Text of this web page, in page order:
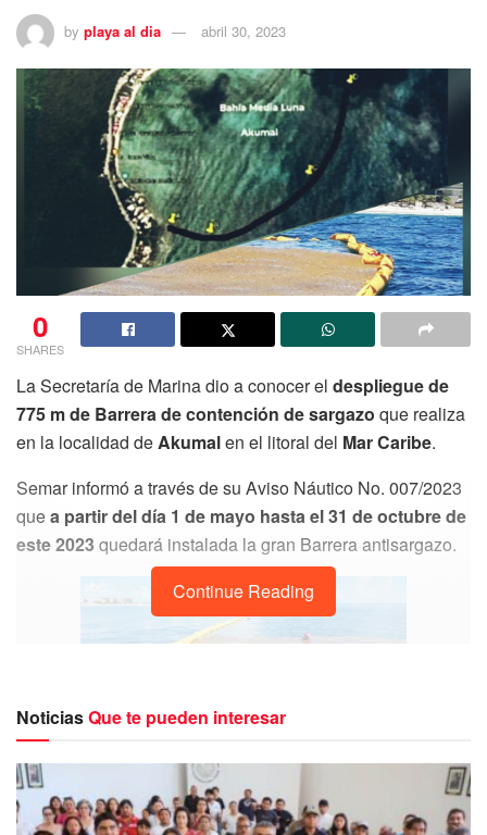
by playa al dia abril 30, 2023
0
SHARES
La Secretaría de Marina dio a conocer el despliegue de
775 m de Barrera de contención de sargazo que realiza
en la localidad deAkumalen el litoral del Mar Caribe.
Semar informó a través de su Aviso Náutico No. 007/2023
quea partir del día 1 de mayo hasta el 31 de octubre de
este 2023quedará instalada la gran Barrera antisargazo.
Por lo anterior solicitan a la comunidad marítima así
como a prestadores de servicios y el público en
Continue Reading
NoticiasQue te pueden interesar